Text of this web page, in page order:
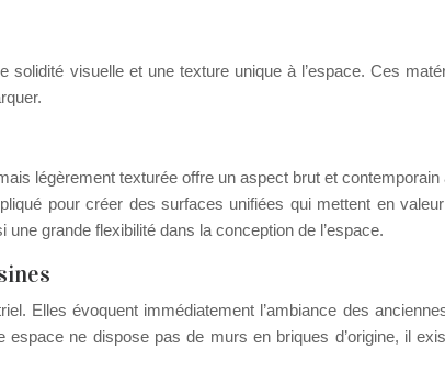
visuelle et une texture unique à l’espace. Ces
légèrement texturée offre un aspect brut et
pour créer des surfaces unifiées qui mettent en
grande flexibilité dans la conception de l’espace.
Elles évoquent immédiatement l’ambiance des
ne dispose pas de murs en briques d’origine, il